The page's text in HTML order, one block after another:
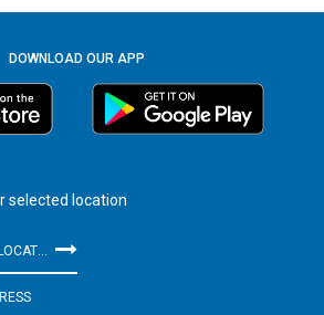
DOWNLOAD OUR APP
selected location